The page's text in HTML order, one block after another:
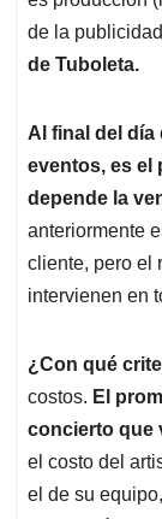
de la
de Tuboleta.
Al final del
eventos, es el
depende la
anteriormente
cliente, pero el
intervienen en
¿Con qué
costos. El
concierto que
el costo del
el de su